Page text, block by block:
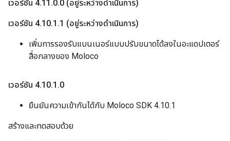
เวอร์ชัน 4.11 .0.0 (อยู่ระหว่างดำเนินการ)
เวอร์ชัน 4.10.1 .1 (อยู่ระหว่างดำเนินการ)
เพิ่มการรองรับแบนเนอร์แบบปรับขนาดได้ลงในอะแดปเตอร์
สื่อกลางของ Moloco
เวอร์ชัน 4.10.1 .0
ยืนยันความเข้ากันได้กับ Moloco SDK 4.10.1
สร้างและทดสอบด้วย